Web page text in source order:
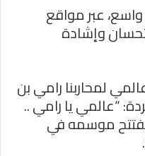
عبر مواقع
وإشادة
لمحاربنا رامي بن
“‏عالمي يا رامي ..
يفتتح موسمه في